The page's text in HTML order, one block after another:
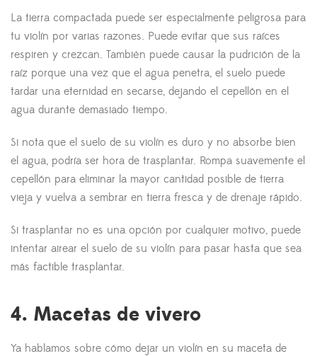
La tierra compactada puede ser especialmente peligrosa para
tu violín por varias razones. Puede evitar que sus raíces
respiren y crezcan. También puede causar la pudrición de la
raíz porque una vez que el agua penetra, el suelo puede
tardar una eternidad en secarse, dejando el cepellón en el
agua durante demasiado tiempo.
Si nota que el suelo de su violín es duro y no absorbe bien
el agua, podría ser hora de trasplantar. Rompa suavemente el
cepellón para eliminar la mayor cantidad posible de tierra
vieja y vuelva a sembrar en tierra fresca y de drenaje rápido.
Si trasplantar no es una opción por cualquier motivo, puede
intentar airear el suelo de su violín para pasar hasta que sea
más factible trasplantar.
4. Macetas de vivero
Ya hablamos sobre cómo dejar un violín en su maceta de